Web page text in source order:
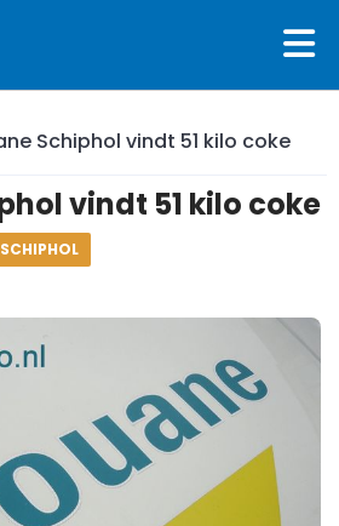
Schiphol vindt 51 kilo coke
vindt 51 kilo coke
SCHIPHOL